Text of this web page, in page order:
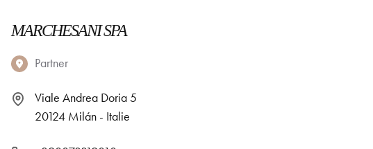
MARCHESANI SPA
Partner
Viale Andrea Doria 5
20124 Milán - Italie